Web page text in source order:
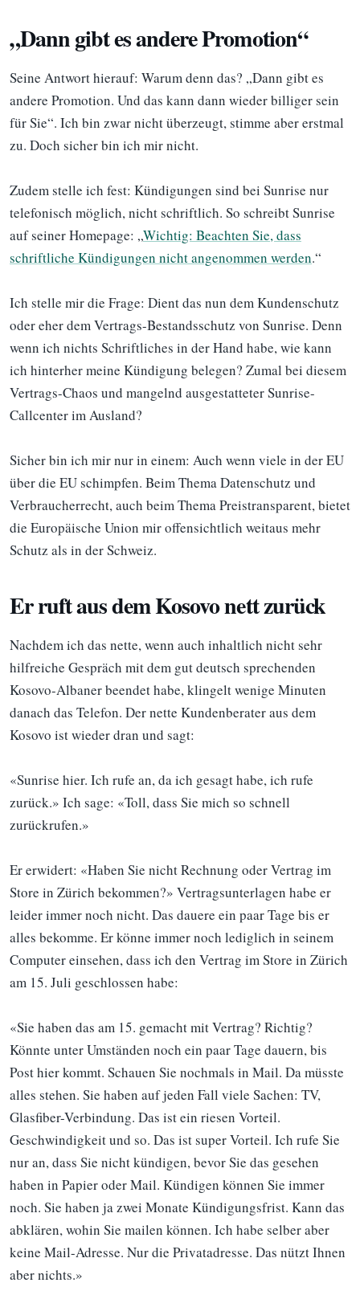
„Dann gibt es andere Promotion“
Seine Antwort hierauf: Warum denn das? „Dann gibt es
andere Promotion. Und das kann dann wieder billiger sein
für Sie“. Ich bin zwar nicht überzeugt, stimme aber erstmal
zu. Doch sicher bin ich mir nicht.
Zudem stelle ich fest: Kündigungen sind bei Sunrise nur
telefonisch möglich, nicht schriftlich. So schreibt Sunrise
auf seiner Homepage: „Wichtig: Beachten Sie, dass
schriftliche Kündigungen nicht angenommen werden.“
Ich stelle mir die Frage: Dient das nun dem Kundenschutz
oder eher dem Vertrags-Bestandsschutz von Sunrise. Denn
wenn ich nichts Schriftliches in der Hand habe, wie kann
ich hinterher meine Kündigung belegen? Zumal bei diesem
Vertrags-Chaos und mangelnd ausgestatteter Sunrise-
Callcenter im Ausland?
Sicher bin ich mir nur in einem: Auch wenn viele in der EU
über die EU schimpfen. Beim Thema Datenschutz und
Verbraucherrecht, auch beim Thema Preistransparent, bietet
die Europäische Union mir offensichtlich weitaus mehr
Schutz als in der Schweiz.
Er ruft aus dem Kosovo nett zurück
Nachdem ich das nette, wenn auch inhaltlich nicht sehr
hilfreiche Gespräch mit dem gut deutsch sprechenden
Kosovo-Albaner beendet habe, klingelt wenige Minuten
danach das Telefon. Der nette Kundenberater aus dem
Kosovo ist wieder dran und sagt:
«Sunrise hier. Ich rufe an, da ich gesagt habe, ich rufe
zurück.» Ich sage: «Toll, dass Sie mich so schnell
zurückrufen.»
Er erwidert: «Haben Sie nicht Rechnung oder Vertrag im
Store in Zürich bekommen?» Vertragsunterlagen habe er
leider immer noch nicht. Das dauere ein paar Tage bis er
alles bekomme. Er könne immer noch lediglich in seinem
Computer einsehen, dass ich den Vertrag im Store in Zürich
am 15. Juli geschlossen habe:
«Sie haben das am 15. gemacht mit Vertrag? Richtig?
Könnte unter Umständen noch ein paar Tage dauern, bis
Post hier kommt. Schauen Sie nochmals in Mail. Da müsste
alles stehen. Sie haben auf jeden Fall viele Sachen: TV,
Glasfiber-Verbindung. Das ist ein riesen Vorteil.
Geschwindigkeit und so. Das ist super Vorteil. Ich rufe Sie
nur an, dass Sie nicht kündigen, bevor Sie das gesehen
haben in Papier oder Mail. Kündigen können Sie immer
noch. Sie haben ja zwei Monate Kündigungsfrist. Kann das
abklären, wohin Sie mailen können. Ich habe selber aber
keine Mail-Adresse. Nur die Privatadresse. Das nützt Ihnen
aber nichts.»